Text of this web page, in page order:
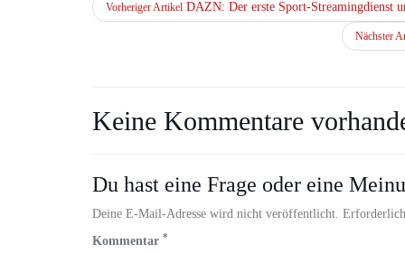
đề
hướng
gnuradio
trong
mật
cho
chân
ngắn
Quần
là
Vorheriger Artikel DAZN: Der erste Sport-Streamingdienst
Nächster
Keine Kommentare
Du hast eine Frage oder eine
Deine E-Mail-Adresse wird nicht veröffentlicht.
Kommentar *